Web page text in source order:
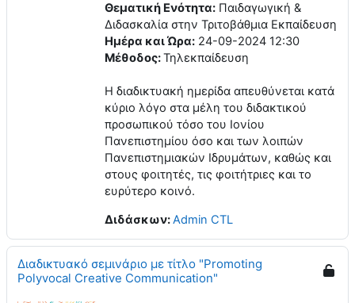
Θεματική Ενότητα: Παιδαγωγική &
Διδασκαλία στην Τριτοβάθμια Εκπαίδευση
Ημέρα και Ώρα: 24-09-2024 12:30
Μέθοδος:Τηλεκπαίδευση
Η διαδικτυακή ημερίδα απευθύνεται κατά
κύριο λόγο στα μέλη του διδακτικού
προσωπικού τόσο του Ιονίου
Πανεπιστημίου όσο και των λοιπών
Πανεπιστημιακών Ιδρυμάτων, καθώς και
στους φοιτητές, τις φοιτήτριες και το
ευρύτερο κοινό.
Διδάσκων:Admin CTL
Διαδικτυακό σεμινάριο με τίτλο "Promoting
Polyvocal Creative Communication"